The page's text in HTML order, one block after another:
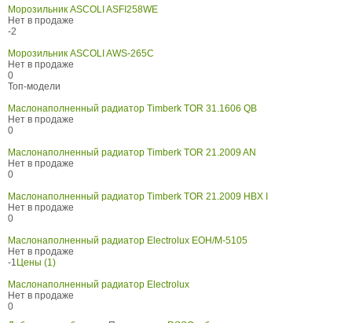
Морозильник ASCOLI ASFI258WE
Нет в продаже
-2
Морозильник ASCOLI AWS-265C
Нет в продаже
0
Топ-модели
Маслонаполненный радиатор Timberk TOR 31.1606 QB
Нет в продаже
0
Маслонаполненный радиатор Timberk TOR 21.2009 AN
Нет в продаже
0
Маслонаполненный радиатор Timberk TOR 21.2009 HBX I
Нет в продаже
0
Маслонаполненный радиатор Electrolux EOH/M-5105
Нет в продаже
-1Цены (1)
Маслонаполненный радиатор Electrolux
Нет в продаже
0